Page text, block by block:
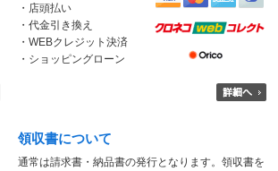
・店頭払い
・代金引き換え
・WEBクレジット決済
・ショッピングローン
領収書について
通常は請求書・納品書の発行となります。領収書を